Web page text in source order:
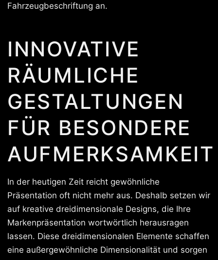
Fahrzeugbeschriftung an.
INNOVATIVE
RÄUMLICHE
GESTALTUNGEN
FÜR BESONDERE
AUFMERKSAMKEIT
In der heutigen Zeit reicht gewöhnliche
Präsentation oft nicht mehr aus. Deshalb setzen wir
auf kreative dreidimensionale Designs, die Ihre
Markenpräsentation wortwörtlich herausragen
lassen. Diese dreidimensionalen Elemente schaffen
eine außergewöhnliche Dimensionalität und sorgen